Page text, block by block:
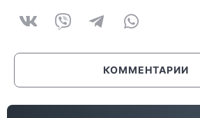
КОММЕНТАРИИ